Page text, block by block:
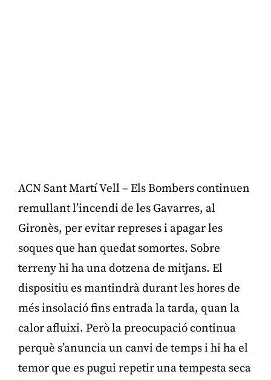
ACN Sant Martí Vell – Els Bombers continuen
remullant l’incendi de les Gavarres, al
Gironès, per evitar represes i apagar les
soques que han quedat somortes. Sobre
terreny hi ha una dotzena de mitjans. El
dispositiu es mantindrà durant les hores de
més insolació fins entrada la tarda, quan la
calor afluixi. Però la preocupació continua
perquè s’anuncia un canvi de temps i hi ha el
temor que es pugui repetir una tempesta seca